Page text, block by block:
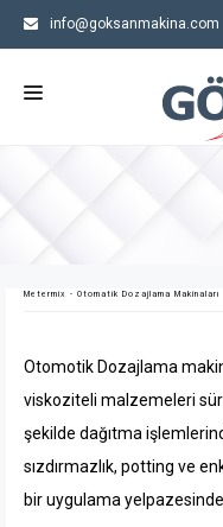
info@goksanmakina.com
İLETIŞIM
Metermix - Otomatik Dozajlama Makinaları
Otomotik Dozajlama
viskoziteli malzemeleri
şekilde dağıtma
sızdırmazlık, potting ve
bir uygulama